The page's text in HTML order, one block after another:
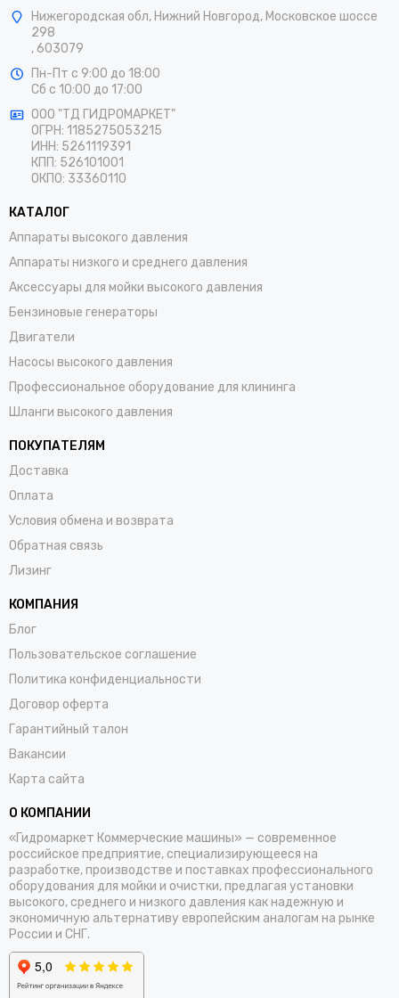
Нижегородская обл, Нижний Новгород, Московское шоссе
298
, 603079
Пн-Пт с 9:00 до 18:00
Сб с 10:00 до 17:00
ООО "ТД ГИДРОМАРКЕТ"
ОГРН: 1185275053215
ИНН: 5261119391
КПП: 526101001
ОКПО: 33360110
КАТАЛОГ
Аппараты высокого давления
Аппараты низкого и среднего давления
Аксессуары для мойки высокого давления
Бензиновые генераторы
Двигатели
Насосы высокого давления
Профессиональное оборудование для клининга
Шланги высокого давления
ПОКУПАТЕЛЯМ
Доставка
Оплата
Условия обмена и возврата
Обратная связь
Лизинг
КОМПАНИЯ
Блог
Пользовательское соглашение
Политика конфиденциальности
Договор оферта
Гарантийный талон
Вакансии
Карта сайта
О КОМПАНИИ
«Гидромаркет Коммерческие машины» — современное
российское предприятие, специализирующееся на
разработке, производстве и поставках профессионального
оборудования для мойки и очистки, предлагая установки
высокого, среднего и низкого давления как надежную и
экономичную альтернативу европейским аналогам на рынке
России и СНГ.